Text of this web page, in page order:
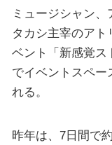
ミュージシャン
タカシ主宰のア
ベント「新感覚ス
でイベントスペー
れる。
昨年は、7日間で